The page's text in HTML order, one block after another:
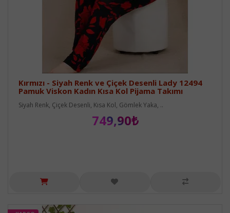
Kırmızı - Siyah Renk ve Çiçek Desenli Lady 12494
Pamuk Viskon Kadın Kısa Kol Pijama Takımı
Siyah Renk, Çiçek Desenli, Kısa Kol, Gömlek Yaka, ..
749,90₺